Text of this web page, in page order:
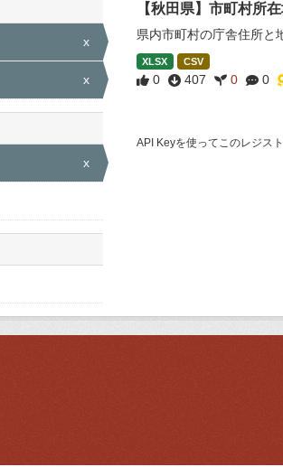
x
x
x
【秋田県】市町村所
県内市町村の庁舎住所と
XLSX CSV
0 407 0 0
API Keyを使ってこのレジス